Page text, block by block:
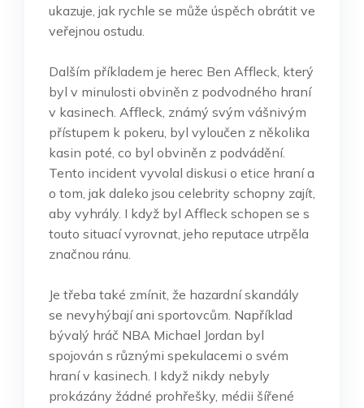
ukazuje, jak rychle se může úspěch obrátit ve
veřejnou ostudu.
Dalším příkladem je herec Ben Affleck, který
byl v minulosti obviněn z podvodného hraní
v kasinech. Affleck, známý svým vášnivým
přístupem k pokeru, byl vyloučen z několika
kasin poté, co byl obviněn z podvádění.
Tento incident vyvolal diskusi o etice hraní a
o tom, jak daleko jsou celebrity schopny zajít,
aby vyhrály. I když byl Affleck schopen se s
touto situací vyrovnat, jeho reputace utrpěla
značnou ránu.
Je třeba také zmínit, že hazardní skandály
se nevyhýbají ani sportovcům. Například
bývalý hráč NBA Michael Jordan byl
spojován s různými spekulacemi o svém
hraní v kasinech. I když nikdy nebyly
prokázány žádné prohřešky, médii šířené